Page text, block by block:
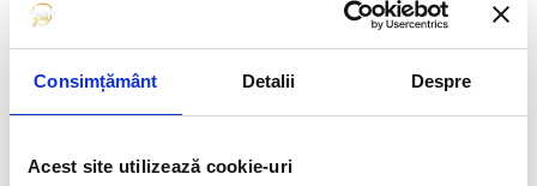
Consimțământ Detalii Despre
Acest site utilizează cookie-uri
La CM din Indonezia, aflat la ediţia a 53-a, România a fost reprezentată
doar în competiţia feminină, însă Anamaria Mihăescu şi Ella Oprea
Cei mai medaliaţi gimnaşti români în probe individuale la Campionatele
Drăgulescu (10 medalii, din care 8 de aur). Gina Gogean mai are şi trei